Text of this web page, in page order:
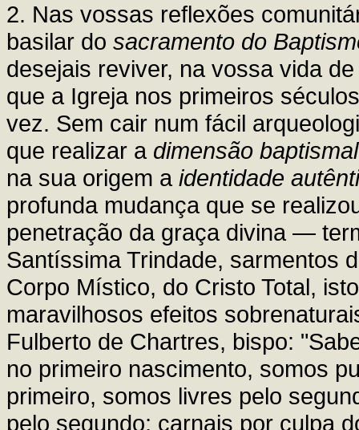
2. Nas vossas reflexões
basilar do sacramento do
desejais reviver, na vossa vida
que a Igreja nos primeiros
vez. Sem cair num fácil
que realizar a dimensão baptismal
na sua origem a identidade
profunda mudança que se
penetração da graça divina —
Santíssima Trindade, sarmentos
Corpo Místico, do Cristo Total,
maravilhosos efeitos
Fulberto de Chartres, bispo:
no primeiro nascimento, somos
primeiro, somos livres pelo
pelo segundo; carnais por culpa